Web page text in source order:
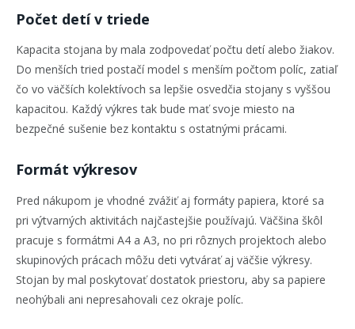
Počet detí v triede
Kapacita stojana by mala zodpovedať počtu detí alebo žiakov.
Do menších tried postačí model s menším počtom políc, zatiaľ
čo vo väčších kolektívoch sa lepšie osvedčia stojany s vyššou
kapacitou. Každý výkres tak bude mať svoje miesto na
bezpečné sušenie bez kontaktu s ostatnými prácami.
Formát výkresov
Pred nákupom je vhodné zvážiť aj formáty papiera, ktoré sa
pri výtvarných aktivitách najčastejšie používajú. Väčšina škôl
pracuje s formátmi A4 a A3, no pri rôznych projektoch alebo
skupinových prácach môžu deti vytvárať aj väčšie výkresy.
Stojan by mal poskytovať dostatok priestoru, aby sa papiere
neohýbali ani nepresahovali cez okraje políc.